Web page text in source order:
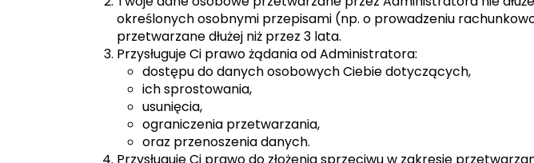
określonych osobnymi przepisami (np. o prowadzeniu
przetwarzane dłużej niż przez 3 lata.
Przysługuje Ci prawo żądania od Administratora:
dostępu do danych osobowych Ciebie dotyczących,
ich sprostowania,
usunięcia,
ograniczenia przetwarzania,
oraz przenoszenia danych.